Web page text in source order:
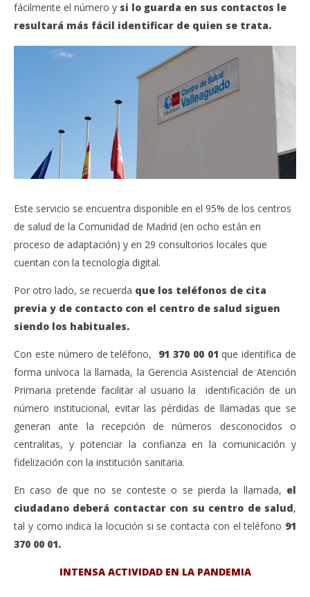
fácilmente el número y si lo guarda en sus contactos le
resultará más fácil identificar de quien se trata.
Este servicio se encuentra disponible en el 95% de los centros
de salud de la Comunidad de Madrid (en ocho están en
proceso de adaptación) y en 29 consultorios locales que
cuentan con la tecnología digital.
Por otro lado, se recuerda que los teléfonos de cita
previa y de contacto con el centro de salud siguen
siendo los habituales.
Con este número de teléfono, 91 370 00 01 que identifica de
forma unívoca la llamada, la Gerencia Asistencial de Atención
Primaria pretende facilitar al usuario la identificación de un
número institucional, evitar las pérdidas de llamadas que se
generan ante la recepción de números desconocidos o
centralitas, y potenciar la confianza en la comunicación y
fidelización con la institución sanitaria.
En caso de que no se conteste o se pierda la llamada, el
ciudadano deberá contactar con su centro de salud,
tal y como indica la locución si se contacta con el teléfono 91
370 00 01.
INTENSA ACTIVIDAD EN LA PANDEMIA